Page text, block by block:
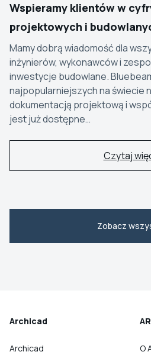
Wspieramy klientów w
projektowych i
Mamy dobrą wiadomość dla
inżynierów, wykonawców i
inwestycje budowlane.
najpopularniejszych na świecie
dokumentacją projektową i
jest już dostępne…
Czytaj
Zobacz
Archicad
Archicad
O